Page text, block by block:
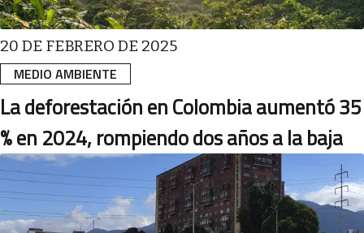
MEDIO AMBIENTE
20 DE FEBRERO DE 2025
La deforestación en Colombia aumentó 35
% en 2024, rompiendo dos años a la baja